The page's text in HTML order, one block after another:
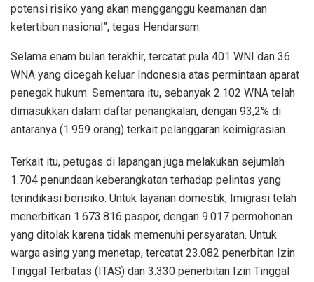
potensi risiko yang akan mengganggu keamanan dan
ketertiban nasional”, tegas Hendarsam.
Selama enam bulan terakhir, tercatat pula 401 WNI dan 36
WNA yang dicegah keluar Indonesia atas permintaan aparat
penegak hukum. Sementara itu, sebanyak 2.102 WNA telah
dimasukkan dalam daftar penangkalan, dengan 93,2% di
antaranya (1.959 orang) terkait pelanggaran keimigrasian.
Terkait itu, petugas di lapangan juga melakukan sejumlah
1.704 penundaan keberangkatan terhadap pelintas yang
terindikasi berisiko. Untuk layanan domestik, Imigrasi telah
menerbitkan 1.673.816 paspor, dengan 9.017 permohonan
yang ditolak karena tidak memenuhi persyaratan. Untuk
warga asing yang menetap, tercatat 23.082 penerbitan Izin
Tinggal Terbatas (ITAS) dan 3.330 penerbitan Izin Tinggal